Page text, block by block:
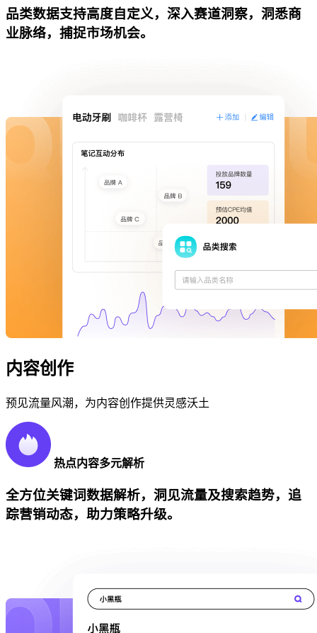
品类数据支持高度自定义，深入赛道洞察，洞悉商
业脉络，捕捉市场机会。
内容创作
预见流量风潮，为内容创作提供灵感沃土
热点内容多元解析
全方位关键词数据解析，洞见流量及搜索趋势，追
踪营销动态，助力策略升级。